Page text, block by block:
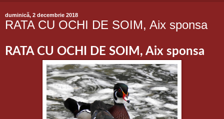
duminică, 2 decembrie 2018
RATA CU OCHI DE SOIM, Aix sponsa
RATA CU OCHI DE SOIM, Aix sponsa